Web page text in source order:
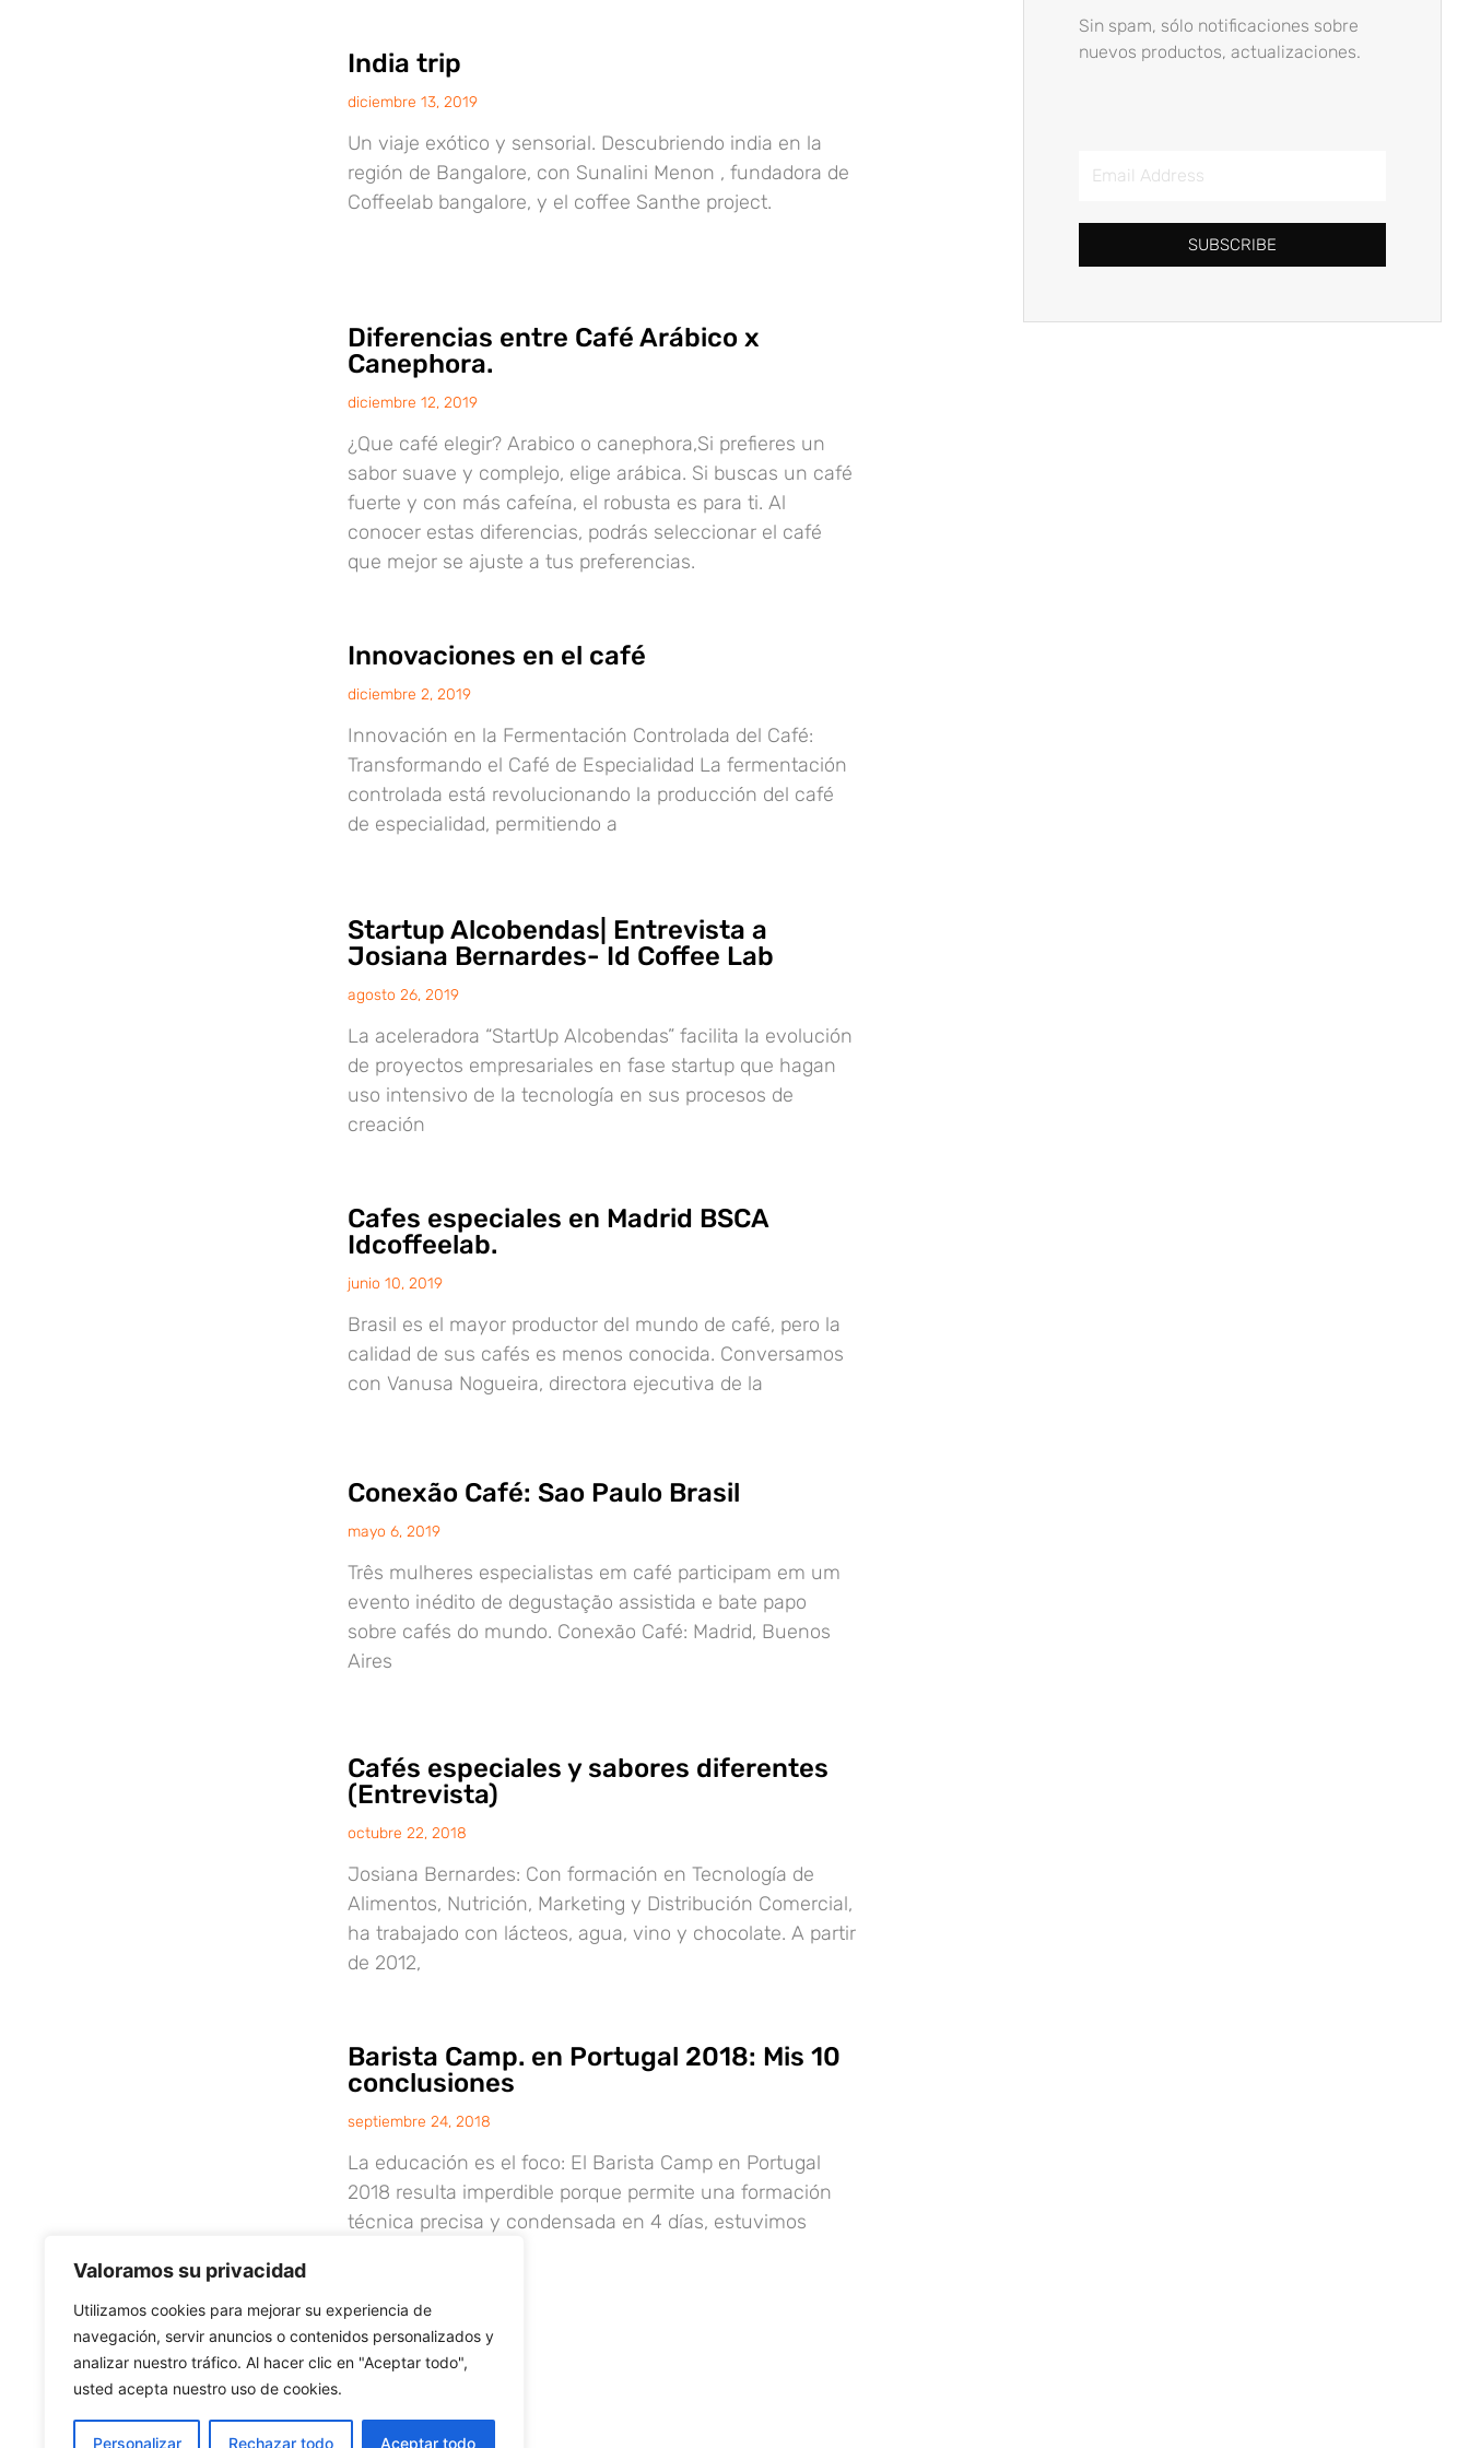
Valoramos su privacidad
Utilizamos cookies para mejorar su experiencia de
navegación, servir anuncios o contenidos personalizados y
analizar nuestro tráfico. Al hacer clic en "Aceptar todo",
usted acepta nuestro uso de cookies.
Personalizar Rechazar todo Aceptar todo
India trip
diciembre 13, 2019
Un viaje exótico y sensorial. Descubriendo india en la
región de Bangalore, con Sunalini Menon , fundadora de
Coffeelab bangalore, y el coffee Santhe project.
Diferencias entre Café Arábico x
Canephora.
diciembre 12, 2019
¿Que café elegir? Arabico o canephora,Si prefieres un
sabor suave y complejo, elige arábica. Si buscas un café
fuerte y con más cafeína, el robusta es para ti. Al
conocer estas diferencias, podrás seleccionar el café
que mejor se ajuste a tus preferencias.
Innovaciones en el café
diciembre 2, 2019
Innovación en la Fermentación Controlada del Café:
Transformando el Café de Especialidad La fermentación
controlada está revolucionando la producción del café
de especialidad, permitiendo a
Startup Alcobendas| Entrevista a
Josiana Bernardes- Id Coffee Lab
agosto 26, 2019
La aceleradora “StartUp Alcobendas” facilita la evolución
de proyectos empresariales en fase startup que hagan
uso intensivo de la tecnología en sus procesos de
creación
Cafes especiales en Madrid BSCA
Idcoffeelab.
junio 10, 2019
Brasil es el mayor productor del mundo de café, pero la
calidad de sus cafés es menos conocida. Conversamos
con Vanusa Nogueira, directora ejecutiva de la
Conexão Café: Sao Paulo Brasil
mayo 6, 2019
Três mulheres especialistas em café participam em um
evento inédito de degustação assistida e bate papo
sobre cafés do mundo. Conexão Café: Madrid, Buenos
Aires
Cafés especiales y sabores diferentes
(Entrevista)
octubre 22, 2018
Josiana Bernardes: Con formación en Tecnología de
Alimentos, Nutrición, Marketing y Distribución Comercial,
ha trabajado con lácteos, agua, vino y chocolate. A partir
de 2012,
Barista Camp. en Portugal 2018: Mis 10
conclusiones
septiembre 24, 2018
La educación es el foco: El Barista Camp en Portugal
2018 resulta imperdible porque permite una formación
técnica precisa y condensada en 4 días, estuvimos
Sin spam, sólo notificaciones sobre
nuevos productos, actualizaciones.
SUBSCRIBE